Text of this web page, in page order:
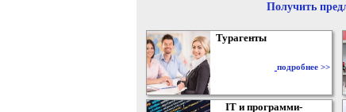
Получить
Турагенты
подробнее >>
IT и программи-